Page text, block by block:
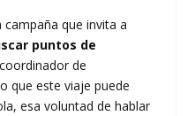
campaña que invita a
puntos de
de
que este viaje puede
esa voluntad de hablar